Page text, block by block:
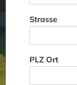
Strasse
PLZ Ort